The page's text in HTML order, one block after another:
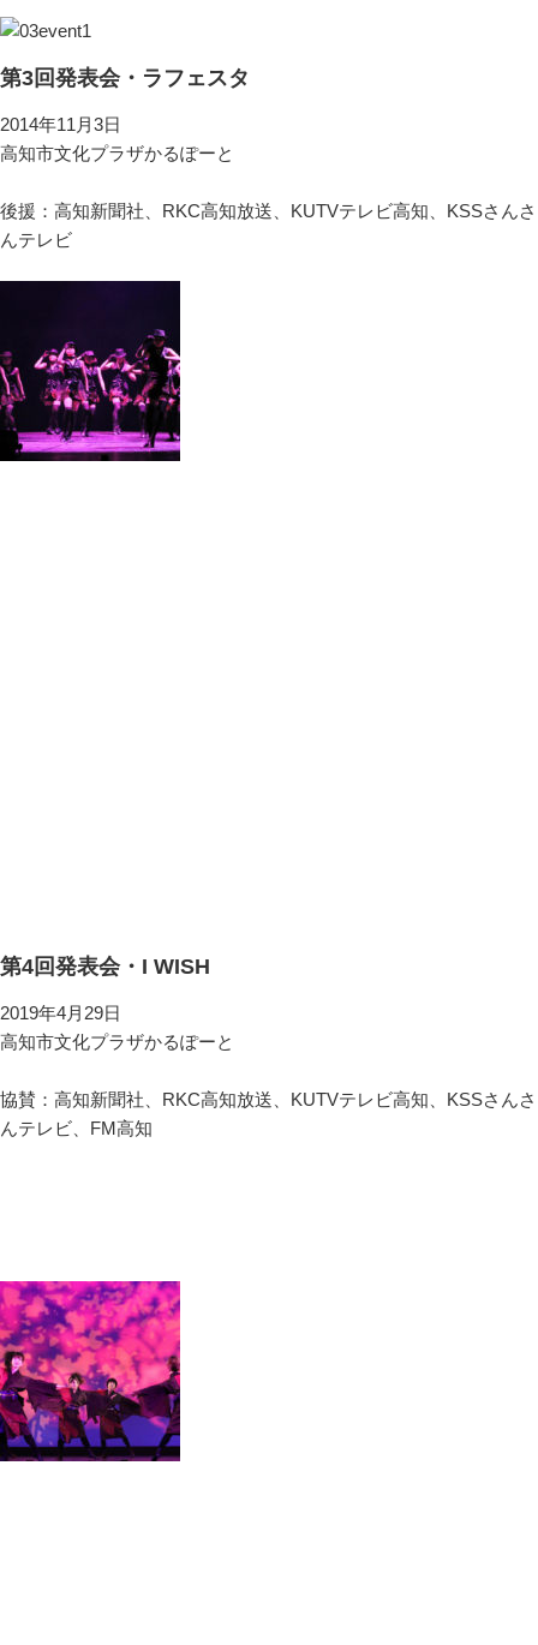
第3回発表会・ラフェスタ
2014年11月3日
高知市文化プラザかるぽーと
後援：高知新聞社、RKC高知放送、KUTVテレビ高知、KSSさんさ
んテレビ
第4回発表会・I WISH
2019年4月29日
高知市文化プラザかるぽーと
協賛：高知新聞社、RKC高知放送、KUTVテレビ高知、KSSさんさ
んテレビ​、FM高知